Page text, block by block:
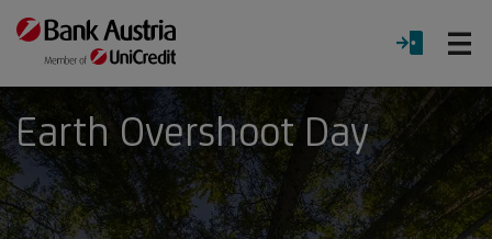
LOGIN
Earth Overshoot Day